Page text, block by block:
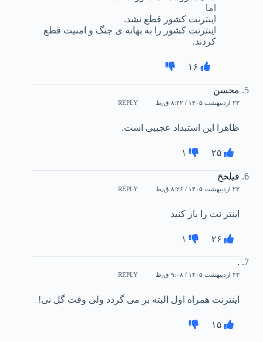
اما
اینترنت کشور قطع نشد.
اینترنت کشور را به بهانه ی جنگ و امنیت قطع
کردند.
۱۶
محسن
۲۳ اردیبهشت ۱۴۰۵ / ۸:۲۲ ق٫ظ REPLY
ظاهرا این استبداد عجیبی است.
۲۵ ۱
فیلخخ
۲۳ اردیبهشت ۱۴۰۵ / ۸:۲۶ ق٫ظ REPLY
اینتر نت را باز کنید
۲۶ ۱
.
۲۳ اردیبهشت ۱۴۰۵ / ۹:۰۸ ق٫ظ REPLY
اینترنت همراه اول البته بر می گردد ولی وقت گل نی!
۱۵